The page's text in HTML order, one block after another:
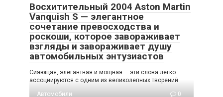
Восхитительный 2004 Aston Martin
Vanquish S — элегантное
сочетание превосходства и
роскоши, которое завораживает
взгляды и завораживает душу
автомобильных энтузиастов
Сияющая, элегантная и мощная — эти слова легко
ассоциируются с одним из великолепных творений
Автомобили
0